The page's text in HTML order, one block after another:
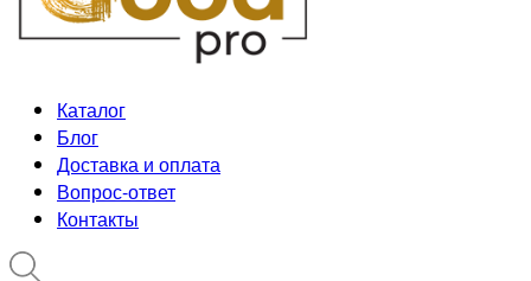
Каталог
Блог
Доставка и оплата
Вопрос-ответ
Контакты